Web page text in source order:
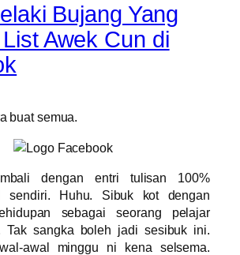
Bujang Yang
Awek Cun di
buat semua.
dengan entri tulisan 100%
sendiri. Huhu. Sibuk kot dengan
sebagai seorang pelajar
Tak sangka boleh jadi sesibuk ini.
awal minggu ni kena selsema.